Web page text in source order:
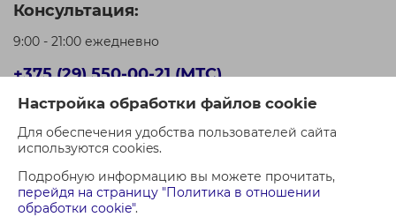
Настройка обработки файлов cookie
Для обеспечения удобства пользователей сайта
используются cookies.
Подробную информацию вы можете прочитать,
перейдя на страницу "Политика в отношении
обработки cookie".
Консультация:
9:00 - 21:00 ежедневно
+375 (29) 550-00-21 (МТС)
+375 (44) 550-00-71 (A1)
Кол-во просмотров: 1451